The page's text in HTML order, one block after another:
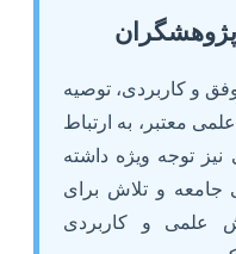
پژوهشگران
و کاربردی، توصیه
معتبر، به ارتباط
توجه ویژه داشته
جامعه و تلاش برای
علمی و کاربردی